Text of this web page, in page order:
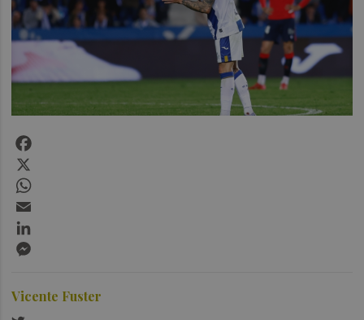
Vicente Fuster